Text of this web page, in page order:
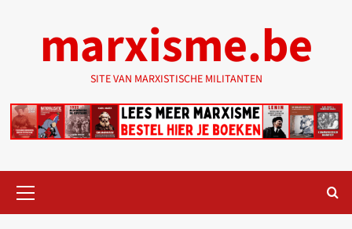
marxisme.be
SITE VAN MARXISTISCHE MILITANTEN
menu